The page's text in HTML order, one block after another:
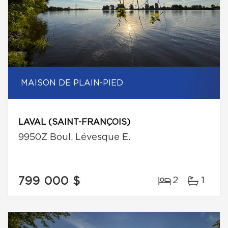
MAISON DE PLAIN-PIED
LAVAL (SAINT-FRANÇOIS)
9950Z Boul. Lévesque E.
799 000 $ 2 1